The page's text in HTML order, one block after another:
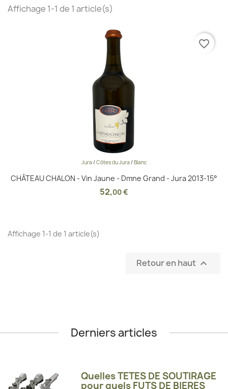
Affichage 1-1 de 1 article(s)
Jura/Côtes du Jura/Blanc
CHÂTEAU CHALON - Vin Jaune - Dmne Grand - Jura 2013-15°
52,00 €
favorite_border
Affichage 1-1 de 1 article(s)
Retour en haut 
Derniers articles
Quelles TETES DE SOUTIRAGE
pour quels FUTS DE BIERES